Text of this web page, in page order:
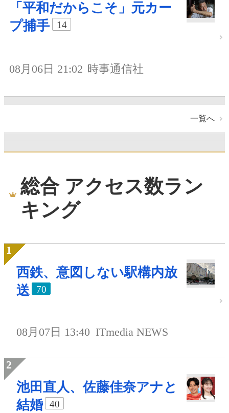
「平和だからこそ」元カー
プ捕手
14
08月06日 21:02 時事通信社
一覧へ
総合 アクセス数ラン
キング
西鉄、意図しない駅構内放
送
70
08月07日 13:40 ITmedia NEWS
池田直人、佐藤佳奈アナと
結婚
40